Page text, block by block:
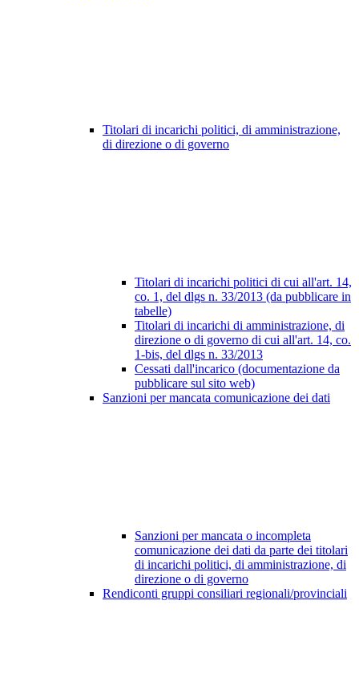
Titolari di incarichi politici, di amministrazione,
di direzione o di governo
Titolari di incarichi politici di cui all'art. 14,
co. 1, del dlgs n. 33/2013 (da pubblicare in
tabelle)
Titolari di incarichi di amministrazione, di
direzione o di governo di cui all'art. 14, co.
1-bis, del dlgs n. 33/2013
Cessati dall'incarico (documentazione da
pubblicare sul sito web)
Sanzioni per mancata comunicazione dei dati
Sanzioni per mancata o incompleta
comunicazione dei dati da parte dei titolari
di incarichi politici, di amministrazione, di
direzione o di governo
Rendiconti gruppi consiliari regionali/provinciali